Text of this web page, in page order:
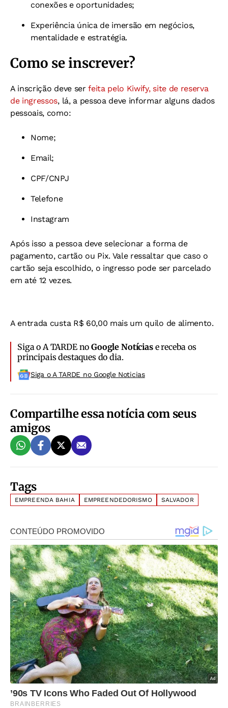
conexões e oportunidades;
Experiência única de imersão em negócios,
mentalidade e estratégia.
Como se inscrever?
A inscrição deve serfeita pelo Kiwify, site de reserva
de ingressos, lá, a pessoa deve informar alguns dados
pessoais, como:
Nome;
Email;
CPF/CNPJ
Telefone
Instagram
Após isso a pessoa deve selecionar a forma de
pagamento, cartão ou Pix. Vale ressaltar que caso o
cartão seja escolhido, o ingresso pode ser parcelado
em até 12 vezes.
A entrada custa R$ 60,00 mais um quilo de alimento.
Siga o A TARDE noGoogle Notíciase receba os
principais destaques do dia.
Siga o A TARDE no Google Noticias
Compartilhe essa notícia com seus
amigos
Tags
EMPREENDA BAHIA EMPREENDEDORISMO SALVADOR